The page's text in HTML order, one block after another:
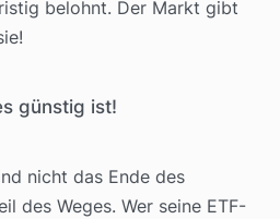
belohnt. Der Markt gibt
günstig ist!
nicht das Ende des
des Weges. Wer seine ETF-